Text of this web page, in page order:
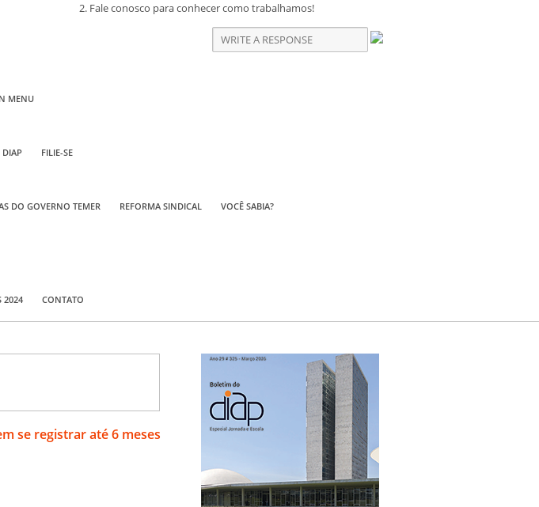
2. Fale conosco para conhecer como trabalhamos!
MENU
DIAP FILIE-SE
DO GOVERNO TEMER REFORMA SINDICAL VOCÊ SABIA?
2024 CONTATO
se registrar até 6 meses